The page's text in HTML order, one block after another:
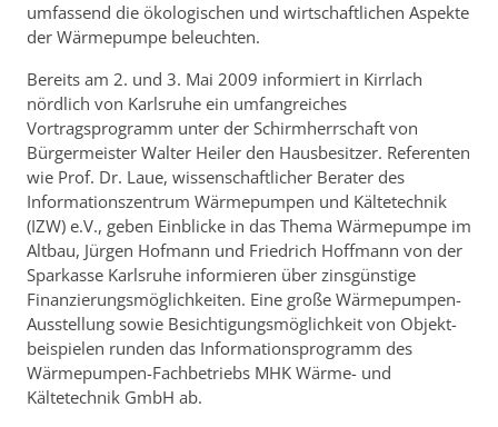
umfassend die ökologischen und wirtschaftlichen Aspekte
der Wärmepumpe beleuchten.
Bereits am 2. und 3. Mai 2009 informiert in Kirrlach
nördlich von Karlsruhe ein umfangreiches
Vortragsprogramm unter der Schirmherrschaft von
Bürgermeister Walter Heiler den Hausbesitzer. Referenten
wie Prof. Dr. Laue, wissenschaftlicher Berater des
Informationszentrum Wärmepumpen und Kältetechnik
(IZW) e.V., geben Einblicke in das Thema Wärmepumpe im
Altbau, Jürgen Hofmann und Friedrich Hoffmann von der
Sparkasse Karlsruhe informieren über zinsgünstige
Finanzierungs­mög­lichkeiten. Eine große Wärmepumpen-
Ausstellung sowie Besichtigungsmöglichkeit von Objekt­
beispielen runden das Informationsprogramm des
Wärmepumpen-Fachbetriebs MHK Wärme- und
Kältetechnik GmbH ab.